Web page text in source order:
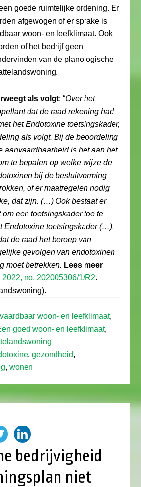
goede ruimtelijke ordening. Er
afgewogen of er sprake is
woon- en leefklimaat. Ook
of het bedrijf geen
van de planologische
als volgt: “Over het
dat de raad rekening had
het Endotoxine toetsingskader,
als volgt. Bij de beoordeling
aanvaardbaarheid is het aan het
te bepalen op welke wijze de
bij de besluitvorming
of er maatregelen nodig
dat zijn. (…) Ook bestaat er
om een toetsingskader toe te
Endotoxine toetsingskader (…).
de raad het beroep van
gevolgen van endotoxinen
moet betrekken. Lees meer
no. 202005306/1/R2.
woon- en leefklimaat,
goed woon- en leefklimaat,
,gezondheid,
,wonen
bedrijvigheid
niet